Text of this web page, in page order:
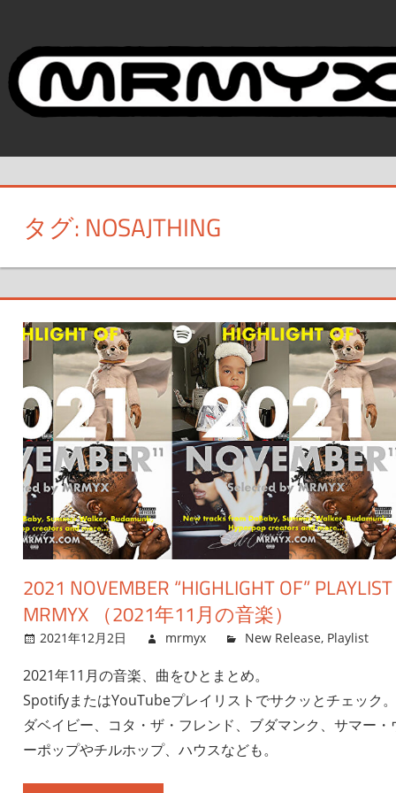
テ
ン
キ
タグ: NOSAJTHING
2021 NOVEMBER “HIGHLIGHT OF”
MRMYX （2021年11月の音楽）
2021年12月2日 mrmyx New Release, Playlist
2021年11月の音楽、曲をひとまとめ。
SpotifyまたはYouTubeプレイリストでサクッとチェック。
ダベイビー、コタ・ザ・フレンド、ブダマンク、サマー
ーポップやチルホップ、ハウスなども。